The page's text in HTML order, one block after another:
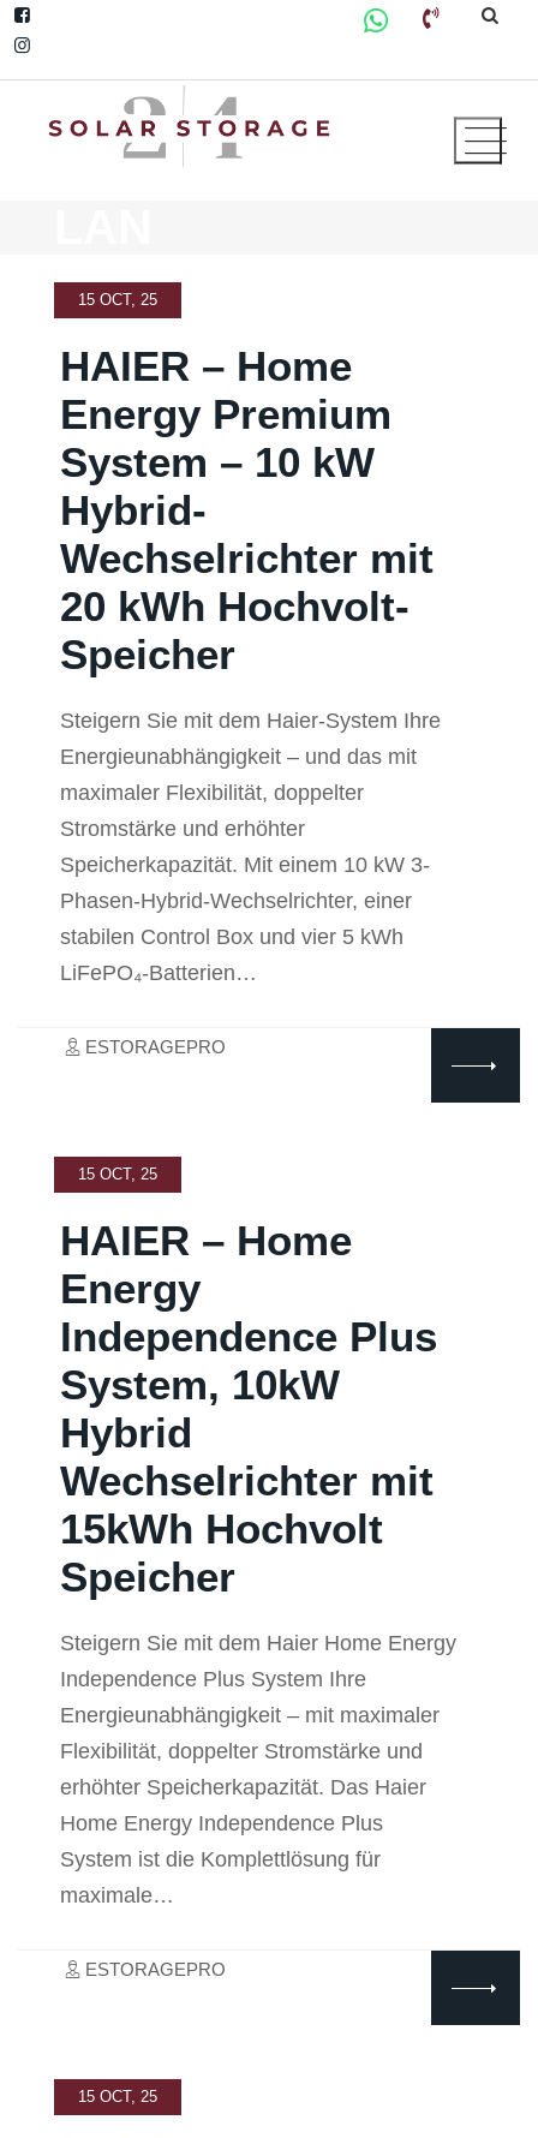
Skip
to
15 OCT, 25
HAIER – Home
Energy Premium
System – 10 kW
Hybrid-
Wechselrichter mit
20 kWh Hochvolt-
Speicher
Steigern Sie mit dem Haier-System Ihre
Energieunabhängigkeit – und das mit
maximaler Flexibilität, doppelter
Stromstärke und erhöhter
Speicherkapazität. Mit einem 10 kW 3-
Phasen-Hybrid-Wechselrichter, einer
stabilen Control Box und vier 5 kWh
LiFePO₄-Batterien…
ESTORAGEPRO
15 OCT, 25
HAIER – Home
Energy
Independence Plus
System, 10kW
Hybrid
Wechselrichter mit
15kWh Hochvolt
Speicher
Steigern Sie mit dem Haier Home Energy
Independence Plus System Ihre
Energieunabhängigkeit – mit maximaler
Flexibilität, doppelter Stromstärke und
erhöhter Speicherkapazität. Das Haier
Home Energy Independence Plus
System ist die Komplettlösung für
maximale…
ESTORAGEPRO
15 OCT, 25